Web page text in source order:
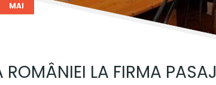
MAI
LA FIRMA PASAJ